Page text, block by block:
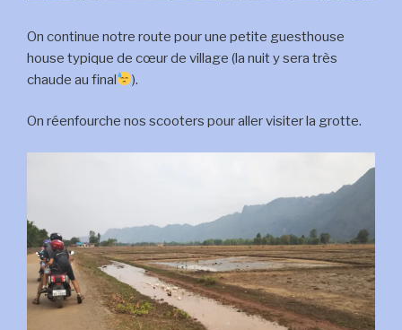
On continue notre route pour une petite guesthouse
house typique de cœur de village (la nuit y sera très
chaude au final
).
On réenfourche nos scooters pour aller visiter la grotte.